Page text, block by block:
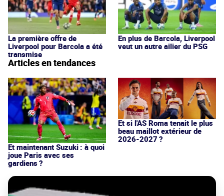
La première offre de
Liverpool pour Barcola a été
transmise
En plus de Barcola, Liverpool
veut un autre ailier du PSG
Articles en tendances
Et maintenant Suzuki : à quoi
joue Paris avec ses
gardiens ?
Et si l'AS Roma tenait le plus
beau maillot extérieur de
2026-2027 ?